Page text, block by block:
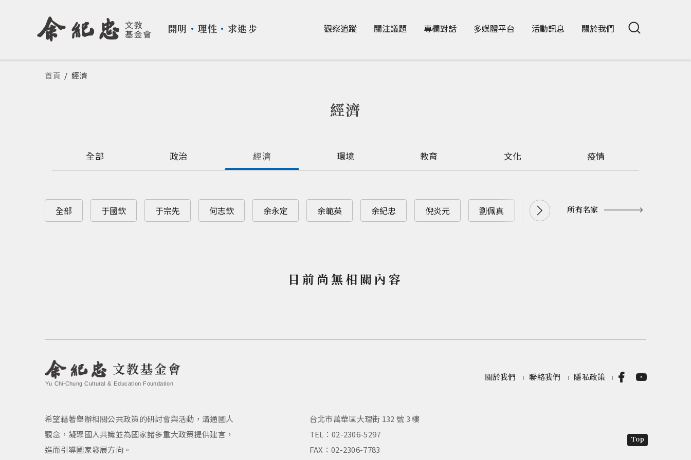
開明 ・ 理性 ・ 求進步 觀察追蹤 關注議題 專欄對話 多媒體平台 活動訊息 關於我們
您在這裡
首頁 / 經濟
經濟
全部 政治 經濟 環境 教育 文化 疫情
全部 于國欽 于宗先 何志欽 余永定 余範英 余紀忠 倪炎元 劉佩真 劉兆漢 劉大年 劉憶如
所有名家
目前尚無相關內容
文教基金會
Yu Chi-Chung Cultural & Education Foundation
關於我們 聯絡我們 隱私政策
希望藉著舉辦相關公共政策的研討會與活動，溝通國人
觀念，凝聚國人共識並為國家諸多重大政策提供建言，
進而引導國家發展方向。
台北市萬華區大理街 132 號 3 樓
TEL：02-2306-5297
FAX：02-2306-7783
Top